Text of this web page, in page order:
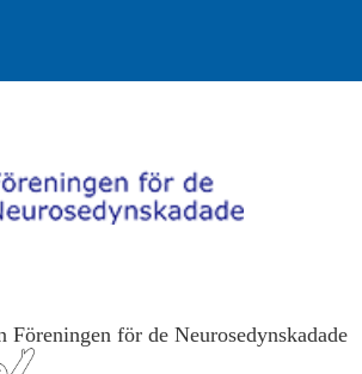
Föreningen för de Neurosedynskadade